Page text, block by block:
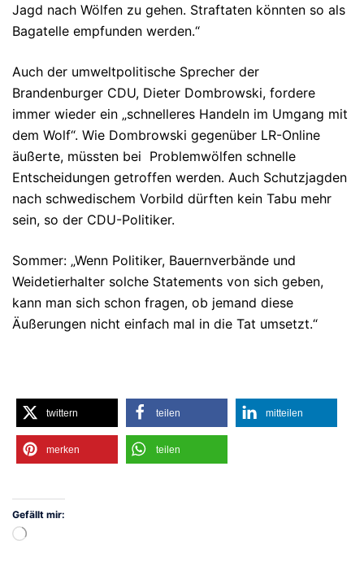
Jagd nach Wölfen zu gehen. Straftaten könnten so als
Bagatelle empfunden werden.“
Auch der umweltpolitische Sprecher der
Brandenburger CDU, Dieter Dombrowski, fordere
immer wieder ein „schnelleres Handeln im Umgang mit
dem Wolf“. Wie Dombrowski gegenüber LR-Online
äußerte, müssten bei Problemwölfen schnelle
Entscheidungen getroffen werden. Auch Schutzjagden
nach schwedischem Vorbild dürften kein Tabu mehr
sein, so der CDU-Politiker.
Sommer: „Wenn Politiker, Bauernverbände und
Weidetierhalter solche Statements von sich geben,
kann man sich schon fragen, ob jemand diese
Äußerungen nicht einfach mal in die Tat umsetzt.“
twittern teilen mitteilen
merken teilen
Gefällt mir:
Wird